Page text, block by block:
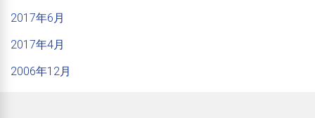
2017年6月
2017年4月
2006年12月